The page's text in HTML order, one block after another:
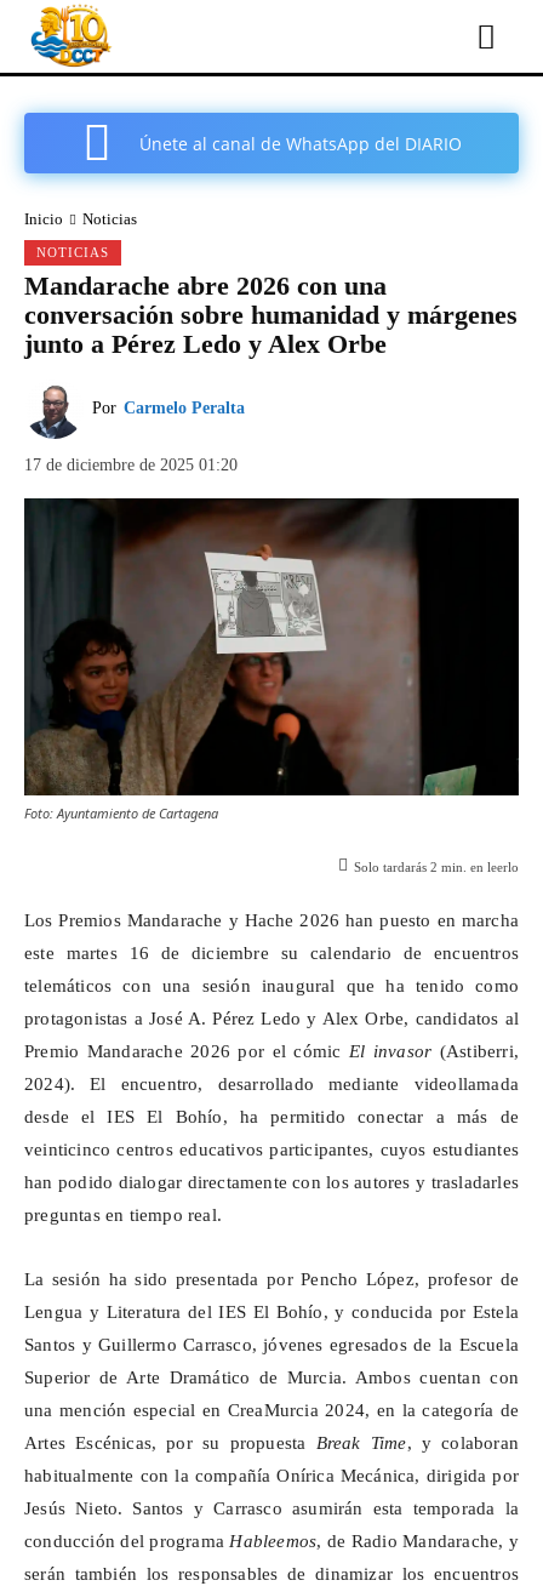
Únete al canal de WhatsApp del DIARIO
Inicio Noticias
NOTICIAS
Mandarache abre 2026 con una
conversación sobre humanidad y márgenes
junto a Pérez Ledo y Alex Orbe
Por Carmelo Peralta
17 de diciembre de 2025 01:20
Foto: Ayuntamiento de Cartagena
Solo tardarás 2 min. en leerlo
Los Premios Mandarache y Hache 2026 han puesto en marcha
este martes 16 de diciembre su calendario de encuentros
telemáticos con una sesión inaugural que ha tenido como
protagonistas a José A. Pérez Ledo y Alex Orbe, candidatos al
Premio Mandarache 2026 por el cómic El invasor (Astiberri,
2024). El encuentro, desarrollado mediante videollamada
desde el IES El Bohío, ha permitido conectar a más de
veinticinco centros educativos participantes, cuyos estudiantes
han podido dialogar directamente con los autores y trasladarles
preguntas en tiempo real.
La sesión ha sido presentada porPencho López, profesor de
Lengua y Literatura del IES El Bohío, y conducida por Estela
Santos y Guillermo Carrasco, jóvenes egresados de la Escuela
Superior de Arte Dramático de Murcia. Ambos cuentan con
una mención especial en CreaMurcia 2024, en la categoría de
Artes Escénicas, por su propuesta Break Time, y colaboran
habitualmente con la compañía Onírica Mecánica, dirigida por
Jesús Nieto. Santos y Carrasco asumirán esta temporada la
conducción del programa Hableemos, de RadioMandarache, y
serán también los responsables de dinamizar los encuentros